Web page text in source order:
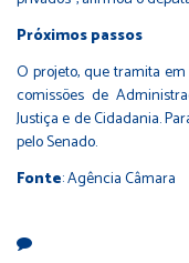
Próximos passos
O projeto, que tramita
comissões de
Justiça e de Cidadania.
pelo Senado.
Fonte: Agência Câmara